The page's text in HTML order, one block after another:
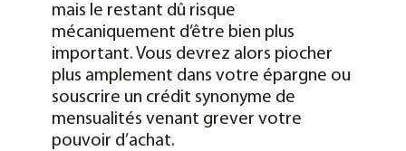
mais le restant dû risque
mécaniquement d’être bien plus
important. Vous devrez alors piocher
plus amplement dans votre épargne ou
souscrire un crédit synonyme de
mensualités venant grever votre
pouvoir d’achat.